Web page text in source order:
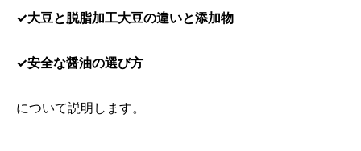
✓大豆と脱脂加工大豆の違いと添加物
✓安全な醤油の選び方
について説明します。